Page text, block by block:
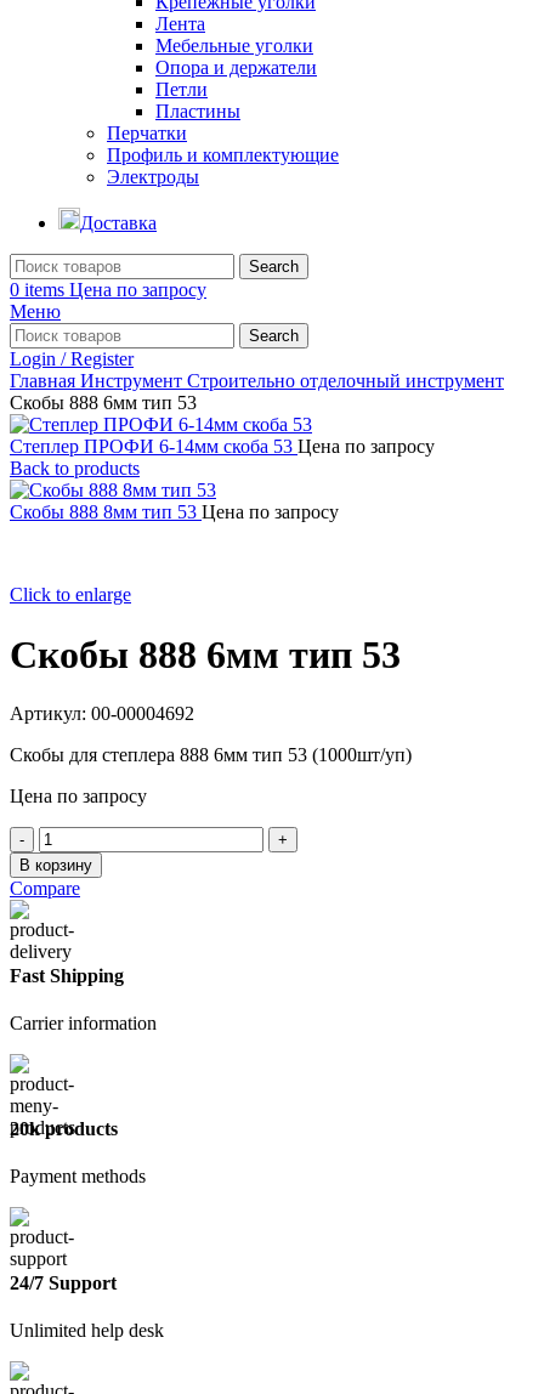
Лента
Мебельные уголки
Опора и держатели
Петли
Пластины
Перчатки
Профиль и комплектующие
Электроды
Доставка
Search
0 items Цена по запросу
Меню
Search
Login / Register
Главная Инструмент Строительно отделочный инструмент
Скобы 888 6мм тип 53
Степлер ПРОФИ 6-14мм скоба 53 Цена по запросу
Back to products
Скобы 888 8мм тип 53 Цена по запросу
Click to enlarge
Скобы 888 6мм тип 53
Артикул: 00-00004692
Скобы для степлера 888 6мм тип 53 (1000шт/уп)
Цена по запросу
Количество
товара
Скобы
888
6мм
тип
53
В корзину
Compare
Fast Shipping
Carrier information
20k products
Payment methods
24/7 Support
Unlimited help desk